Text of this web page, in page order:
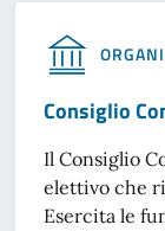
Consiglio
Il Consiglio
elettivo che
Esercita le